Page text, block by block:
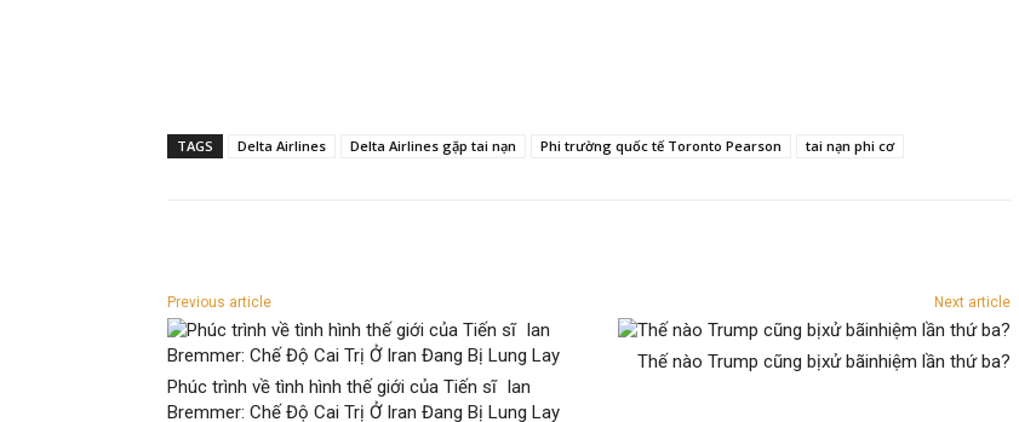
TAGS Delta Airlines Delta Airlines gặp tai nạn Phi trường quốc tế Toronto Pearson tai nạn phi cơ
Previous article
Phúc trình về tình hình thế giới của Tiến sĩ Ian
Bremmer: Chế Độ Cai Trị Ở Iran Đang Bị Lung Lay
Next article
Thế nào Trump cũng bịxử bãinhiệm lần thứ ba?